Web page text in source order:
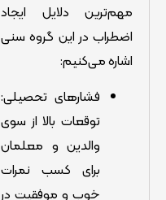
مهم‌ترین دلایل ایجاد
اضطراب در این گروه سنی
اشاره می‌کنیم:
فشارهای تحصیلی:
توقعات بالا از سوی
والدین و معلمان
برای کسب نمرات
خوب و موفقیت در